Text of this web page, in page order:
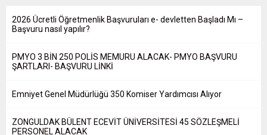
2026 Ücretli Öğretmenlik Başvuruları e- devletten Başladı Mı –
Başvuru nasıl yapılır?
PMYO 3 BİN 250 POLİS MEMURU ALACAK- PMYO BAŞVURU
ŞARTLARI- BAŞVURU LİNKİ
Emniyet Genel Müdürlüğü 350 Komiser Yardımcısı Alıyor
ZONGULDAK BÜLENT ECEVİT ÜNİVERSİTESİ 45 SÖZLEŞMELİ
PERSONEL ALACAK